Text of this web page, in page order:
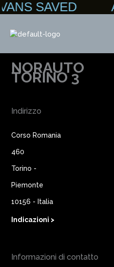
Vai
al VANS SAVED
NORAUTO
TORINO 3
Indirizzo
Corso Romania
460
Torino -
Piemonte
10156 - Italia
Indicazioni >
Informazioni di contatto